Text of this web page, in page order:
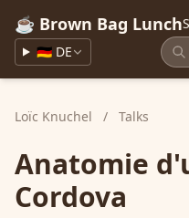
☕ Brown Bag Lunch
🇩🇪 DE
Loïc Knuchel / Talks
Anatomie
Cordova